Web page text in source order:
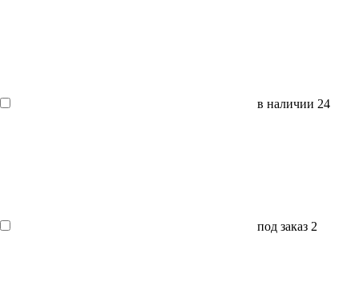
в наличии 24
под заказ 2